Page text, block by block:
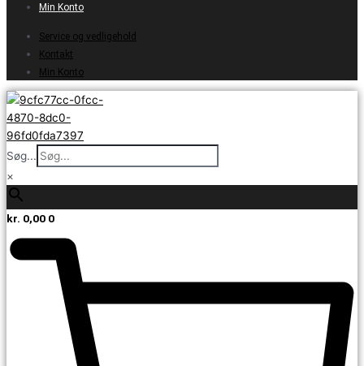
Min Konto
Service og vedligehold
Kontakt
Min Konto
Søg...
×
kr. 0,00 0